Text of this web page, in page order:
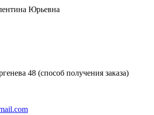
Юрьевна
48 (способ получения заказа)